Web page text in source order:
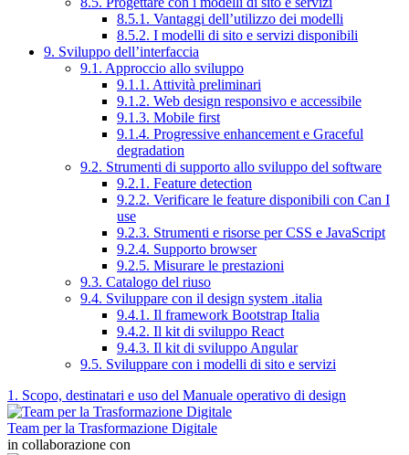
8.5.1. Vantaggi dell’utilizzo dei modelli
8.5.2. I modelli di sito e servizi disponibili
9. Sviluppo dell’interfaccia
9.1. Approccio allo sviluppo
9.1.1. Attività preliminari
9.1.2. Web design responsivo e accessibile
9.1.3. Mobile first
9.1.4. Progressive enhancement e Graceful
degradation
9.2. Strumenti di supporto allo sviluppo del software
9.2.1. Feature detection
9.2.2. Verificare le feature disponibili con Can I
use
9.2.3. Strumenti e risorse per CSS e JavaScript
9.2.4. Supporto browser
9.2.5. Misurare le prestazioni
9.3. Catalogo del riuso
9.4. Sviluppare con il design system .italia
9.4.1. Il framework Bootstrap Italia
9.4.2. Il kit di sviluppo React
9.4.3. Il kit di sviluppo Angular
9.5. Sviluppare con i modelli di sito e servizi
1. Scopo, destinatari e uso del Manuale operativo di design
Team per la Trasformazione Digitale
in collaborazione con